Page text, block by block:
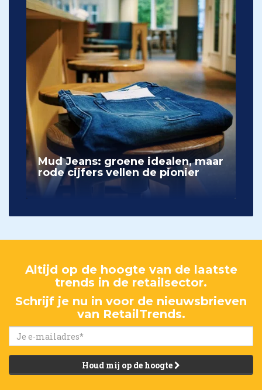
Mud Jeans: groene idealen, maar
rode cijfers vellen de pionier
Altijd op de hoogte van de laatste
trends in de retailsector.
Schrijf je nu in voor de nieuwsbrieven
van RetailTrends.
Houd mij op de hoogte